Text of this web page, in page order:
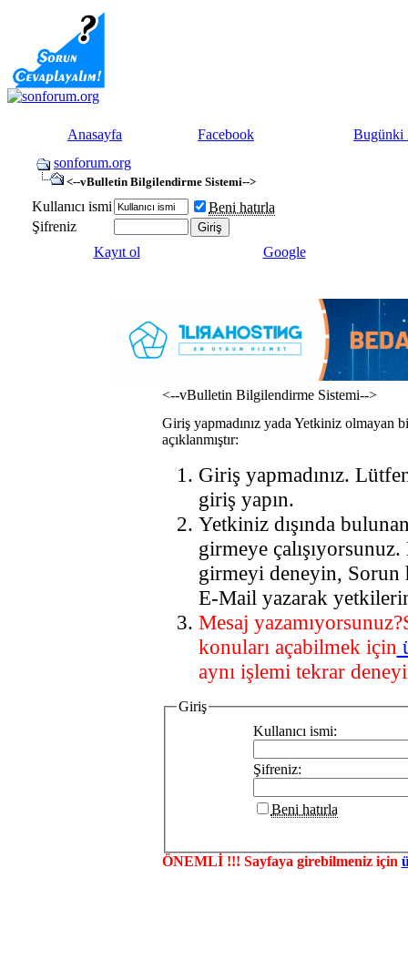
Anasayfa Facebook
Bugünki
sonforum.org
<--vBulletin Bilgilendirme Sistemi-->
Kullanıcı ismi
Beni hatırla
Şifreniz
Kayıt ol
Google
<--vBulletin Bilgilendirme Sistemi-->
Giriş yapmadınız yada Yetkiniz olmayan
açıklanmıştır:
Giriş yapmadınız.
giriş yapın.
Yetkiniz dışında
girmeye
girmeyi deneyin, Sorun
E-Mail yazarak
Mesaj
konuları açabilmek için
aynı işlemi tekrar
Giriş
Kullanıcı ismi:
Şifreniz:
Beni hatırla
ÖNEMLİ !!! Sayfaya girebilmeniz için